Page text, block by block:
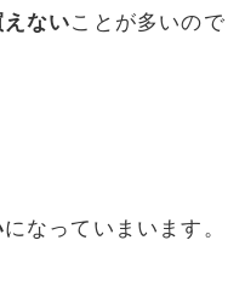
ないことが多いので
になっていまいます。